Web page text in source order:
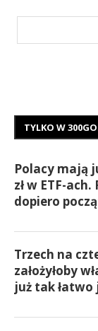
TYLKO W
Polacy mają
zł w ETF-
dopiero
Trzech na
założyłoby
już tak łatwo